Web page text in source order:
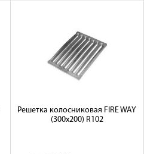
Решетка колосниковая FIRE WAY
(300х200) R102